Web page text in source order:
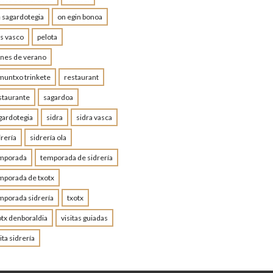
sagardotegia on egin bonoa
vasco pelota
de verano
trinkete restaurant
sagardoa
sidra sidra vasca
sidrería ola
temporada de sidrería
de txotx
sidrería txotx
denboraldia visitas guiadas
sidrería